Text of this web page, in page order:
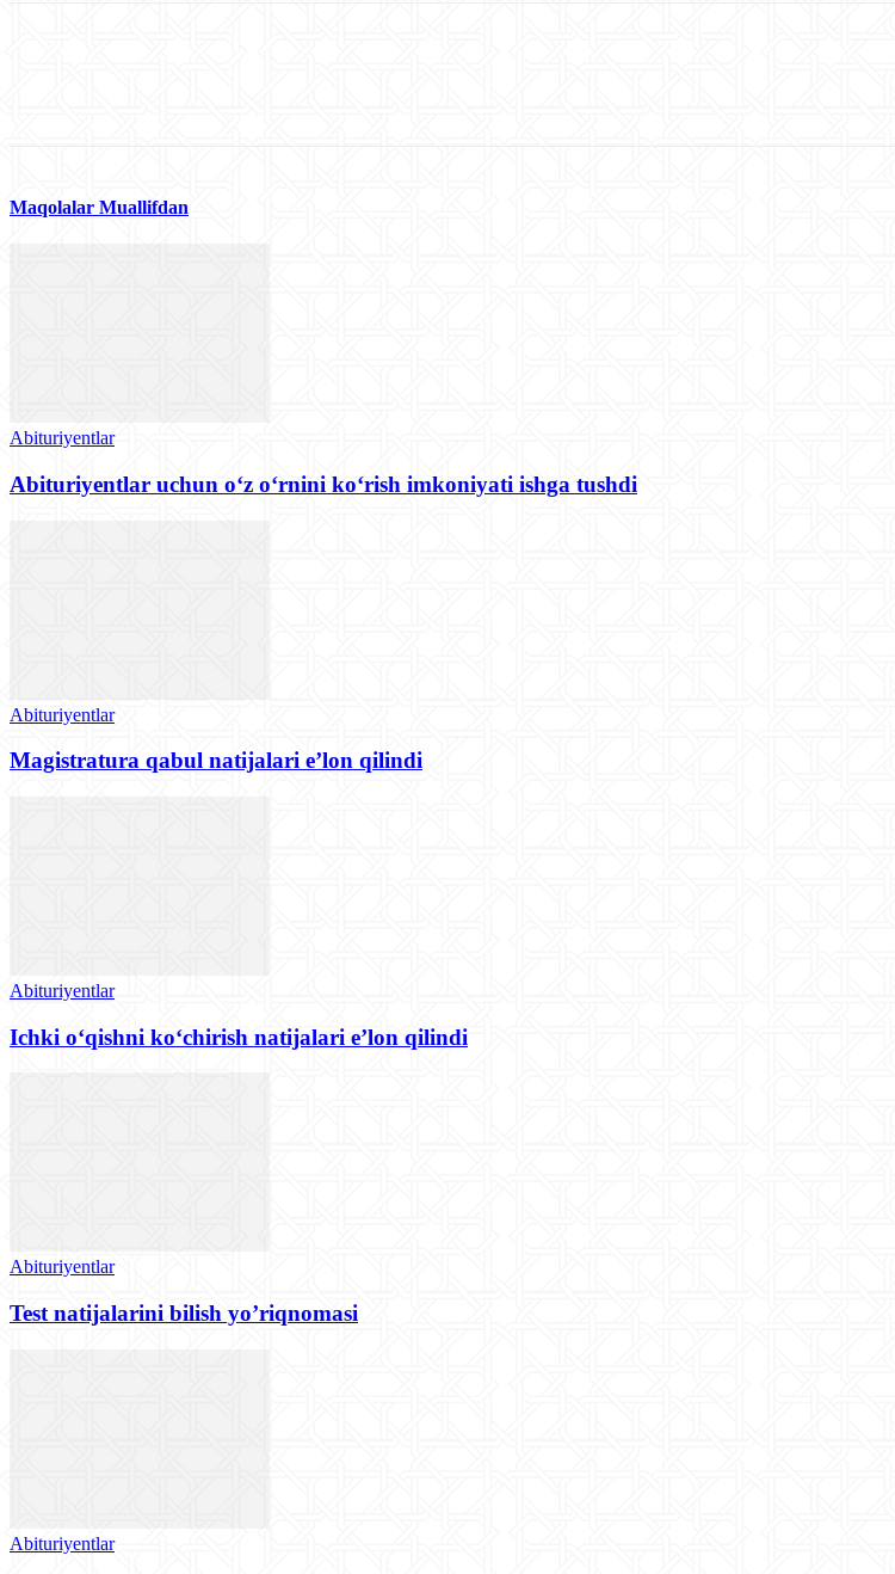
Maqolalar Muallifdan
Abituriyentlar
Abituriyentlar uchun o‘z o‘rnini ko‘rish imkoniyati ishga tushdi
Abituriyentlar
Magistratura qabul natijalari e’lon qilindi
Abituriyentlar
Ichki o‘qishni ko‘chirish natijalari eʼlon qilindi
Abituriyentlar
Test natijalarini bilish yo’riqnomasi
Abituriyentlar